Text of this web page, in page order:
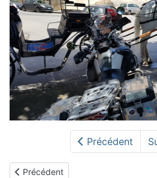
Précédent
Article précédent : Europa Moto
Précédent